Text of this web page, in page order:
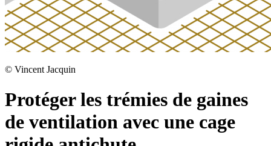
© Vincent Jacquin
Protéger les trémies de gaines
de ventilation avec une cage